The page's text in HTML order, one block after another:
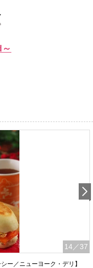
14 ／37
ー／ニューヨーク・デリ】